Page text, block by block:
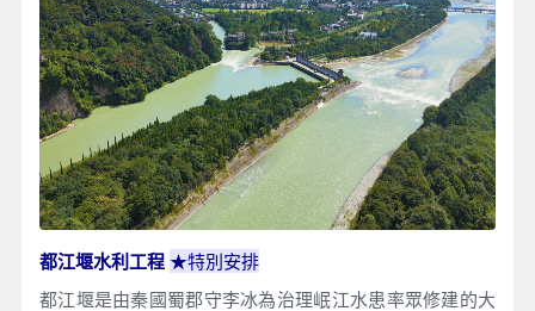
都江堰水利工程 ★特別安排
都江堰是由秦國蜀郡守李冰為治理岷江水患率眾修建的大